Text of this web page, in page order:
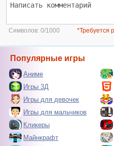
Символов: 0/1000 *Требуется
Популярные игры
Аниме
Игры 3Д
Игры для девочек
Игры для мальчиков
Кликеры
Майнкрафт